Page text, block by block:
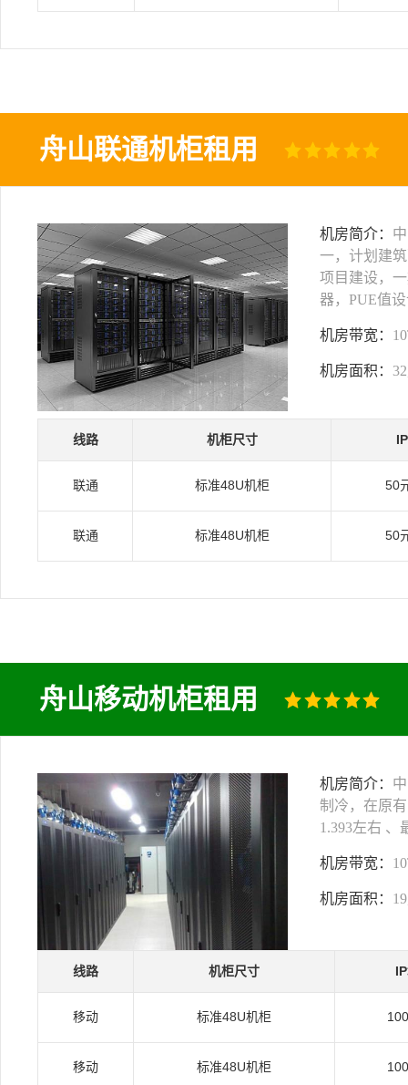
舟山联通机柜租用
机房简介：
一，计划建
项目建设，
器，PUE值
机房带宽：
机房面积：
线路 机柜尺寸
联通 标准48U机柜 50
联通 标准48U机柜 50
舟山移动机柜租用
机房简介：
制冷，在原
1.393左右 、
机房带宽：
机房面积：
线路 机柜尺寸
移动 标准48U机柜
移动 标准48U机柜